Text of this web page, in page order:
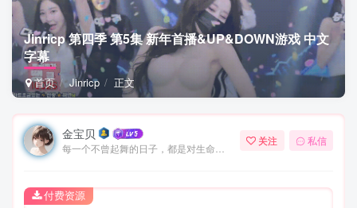
Jinricp 第四季 第5集 新年首播&UP&DOWN游戏 中文
字幕
首页 Jinricp 正文
金宝贝 关注 私信
付费资源